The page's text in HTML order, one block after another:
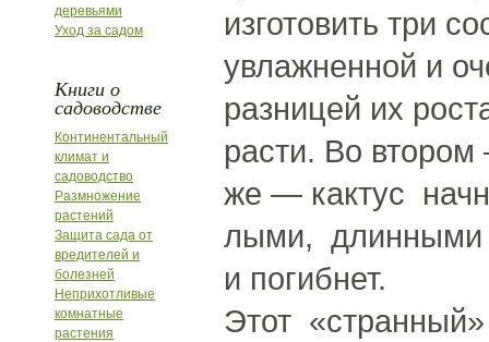
деревьями
Уход за садом
Книги о
садоводстве
Континентальный
климат и
садоводство
Размножение
растений
Защита сада от
вредителей и
болезней
Неприхотливые
комнатные
растения
изготовить три
увлажненной и
разницей их
расти. Во
же — кактус
лыми, длинными
и погибнет.
Этот